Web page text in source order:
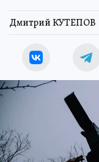
Дмитрий КУТЕПОВ